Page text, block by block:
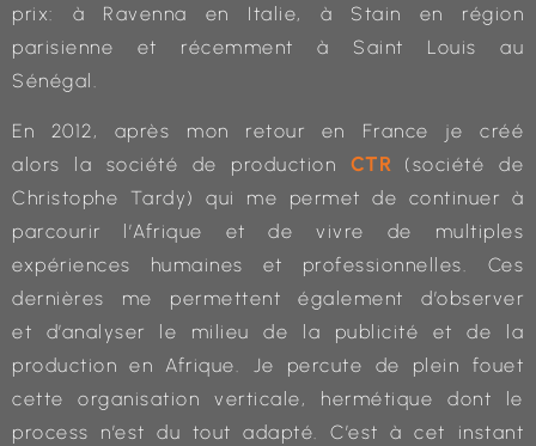
prix: à Ravenna en Italie, à Stain en région
parisienne et récemment à Saint Louis au
Sénégal.
En 2012, après mon retour en France je créé
alors la société de production CTR(société de
Christophe Tardy) qui me permet de continuer à
parcourir l’Afrique et de vivre de multiples
expériences humaines et professionnelles. Ces
dernières me permettent également d’observer
et d’analyser le milieu de la publicité et de la
production en Afrique. Je percute de plein fouet
cette organisation verticale, hermétique dont le
process n’est du tout adapté. C’est à cet instant